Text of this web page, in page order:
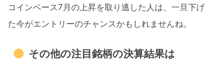
コインベース7月の上昇を取り逃した人は、一旦下げ
た今がエントリーのチャンスかもしれませんね。
その他の注目銘柄の決算結果は